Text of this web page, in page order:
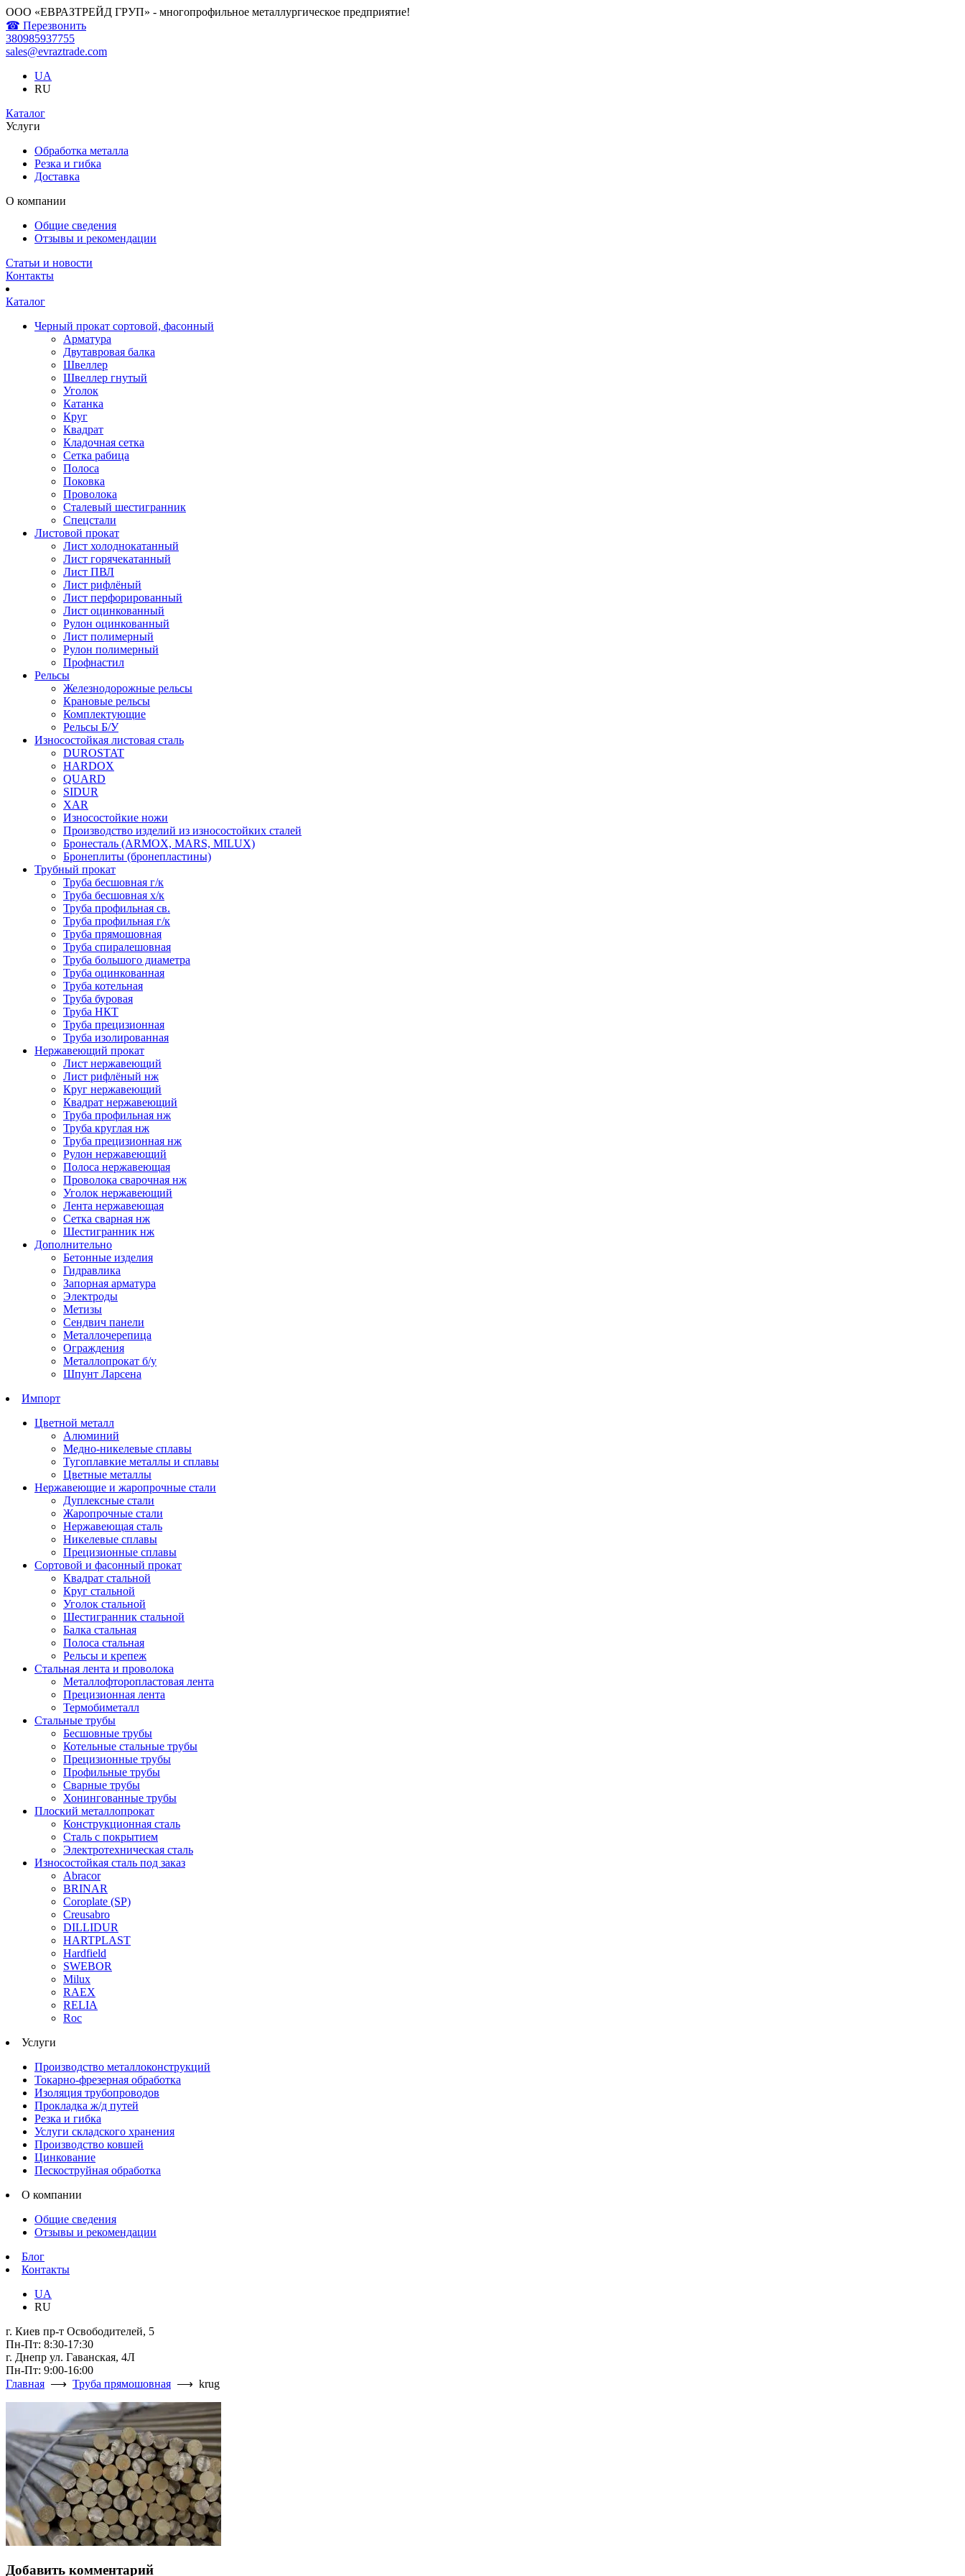
ООО «ЕВРАЗТРЕЙД ГРУП» - многопрофильное металлургическое предприятие!
☎ Перезвонить
380985937755
sales@evraztrade.com
UA
RU
Каталог
Услуги
Обработка металла
Резка и гибка
Доставка
О компании
Общие сведения
Отзывы и рекомендации
Статьи и новости
Контакты
Каталог
Черный прокат сортовой, фасонный
Арматура
Двутавровая балка
Швеллер
Швеллер гнутый
Уголок
Катанка
Круг
Квадрат
Кладочная сетка
Сетка рабица
Полоса
Поковка
Проволока
Сталевый шестигранник
Спецстали
Листовой прокат
Лист холоднокатанный
Лист горячекатанный
Лист ПВЛ
Лист рифлёный
Лист перфорированный
Лист оцинкованный
Рулон оцинкованный
Лист полимерный
Рулон полимерный
Профнастил
Рельсы
Железнодорожные рельсы
Крановые рельсы
Комплектующие
Рельсы Б/У
Износостойкая листовая сталь
DUROSTAT
HARDOX
QUARD
SIDUR
XAR
Износостойкие ножи
Производство изделий из износостойких сталей
Бронесталь (ARMOX, MARS, MILUX)
Бронеплиты (бронепластины)
Трубный прокат
Труба бесшовная г/к
Труба бесшовная х/к
Труба профильная св.
Труба профильная г/к
Труба прямошовная
Труба спиралешовная
Труба большого диаметра
Труба оцинкованная
Труба котельная
Труба буровая
Труба НКТ
Труба прецизионная
Труба изолированная
Нержавеющий прокат
Лист нержавеющий
Лист рифлёный нж
Круг нержавеющий
Квадрат нержавеющий
Труба профильная нж
Труба круглая нж
Труба прецизионная нж
Рулон нержавеющий
Полоса нержавеющая
Проволока сварочная нж
Уголок нержавеющий
Лента нержавеющая
Сетка сварная нж
Шестигранник нж
Дополнительно
Бетонные изделия
Гидравлика
Запорная арматура
Электроды
Метизы
Сендвич панели
Металлочерепица
Ограждения
Металлопрокат б/у
Шпунт Ларсена
Импорт
Цветной металл
Алюминий
Медно-никелевые сплавы
Тугоплавкие металлы и сплавы
Цветные металлы
Нержавеющие и жаропрочные стали
Дуплексные стали
Жаропрочные стали
Нержавеющая сталь
Никелевые сплавы
Прецизионные сплавы
Сортовой и фасонный прокат
Квадрат стальной
Круг стальной
Уголок стальной
Шестигранник стальной
Балка стальная
Полоса стальная
Рельсы и крепеж
Стальная лента и проволока
Металлофторопластовая лента
Прецизионная лента
Термобиметалл
Стальные трубы
Бесшовные трубы
Котельные стальные трубы
Прецизионные трубы
Профильные трубы
Сварные трубы
Хонингованные трубы
Плоский металлопрокат
Конструкционная сталь
Сталь с покрытием
Электротехническая сталь
Износостойкая сталь под заказ
Abracor
BRINAR
Coroplate (SP)
Creusabro
DILLIDUR
HARTPLAST
Hardfield
SWEBOR
Milux
RAEX
RELIA
Roc
Услуги
Производство металлоконструкций
Токарно-фрезерная обработка
Изоляция трубопроводов
Прокладка ж/д путей
Резка и гибка
Услуги складского хранения
Производство ковшей
Цинкование
Пескоструйная обработка
О компании
Общие сведения
Отзывы и рекомендации
Блог
Контакты
UA
RU
г. Киев пр-т Освободителей, 5
Пн-Пт: 8:30-17:30
г. Днепр ул. Гаванская, 4Л
Пн-Пт: 9:00-16:00
Главная ⟶ Труба прямошовная ⟶ krug
Добавить комментарий